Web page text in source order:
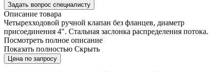
Задать вопрос специалисту
Описание товара
Четырехходовой ручной клапан без фланцев, диаметр
присоединения 4". Стальная заслонка распределения потока.
Посмотреть полное описание
Показать полностью Скрыть
Цена по запросу